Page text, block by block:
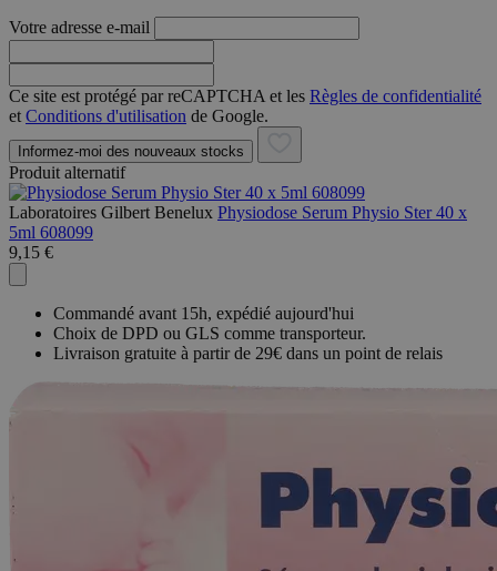
Votre adresse e-mail
Ce site est protégé par reCAPTCHA et les Règles de confidentialité
et Conditions d'utilisation de Google.
Informez-moi des nouveaux stocks
Produit alternatif
Laboratoires Gilbert Benelux Physiodose Serum Physio Ster 40 x
5ml 608099
9,15 €
Commandé avant 15h, expédié aujourd'hui
Choix de DPD ou GLS comme transporteur.
Livraison gratuite à partir de 29€ dans un point de relais